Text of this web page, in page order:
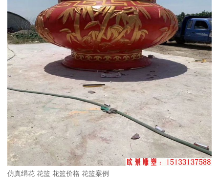
仿真绢花 花篮 花篮价格 花篮案例